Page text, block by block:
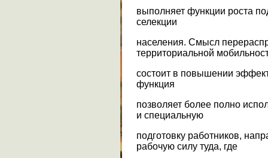
выполняет функции роста
селекции
населения. Смысл
территориальной
состоит в повышении
функция
позволяет более полно
и специальную
подготовку работников,
рабочую силу туда, где